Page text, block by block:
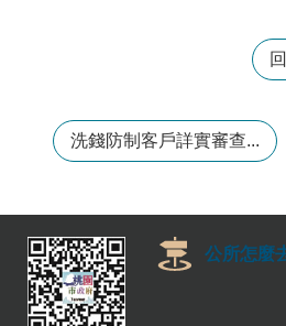
公
告
生
洗錢防制客戶詳實審查...
公所怎麼